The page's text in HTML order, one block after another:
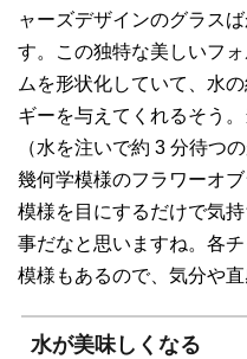
ャーズデザインのグラス
す。この独特な美しいフ
ムを形状化していて、水
ギーを与えてくれるそう
（水を注いで約 3 分待つ
幾何学模様のフラワーオ
模様を目にするだけで気
事だなと思いますね。各
模様もあるので、気分や直
水が美味しくなる